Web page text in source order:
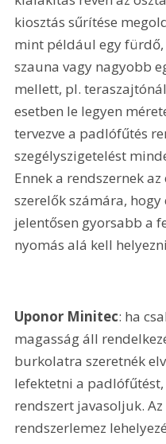
kiosztás sűrítése
mint például egy
szauna vagy nagyobb
mellett, pl.
esetben le legyen
tervezve a padlófűtés
szegélyszigetelést
Ennek a rendszernek
szerelők számára,
jelentősen gyorsabb a
nyomás alá kell
Uponor Minitec: ha
magasság áll
burkolatra szeretnék
lefektetni a
rendszert javasoljuk.
rendszerlemez